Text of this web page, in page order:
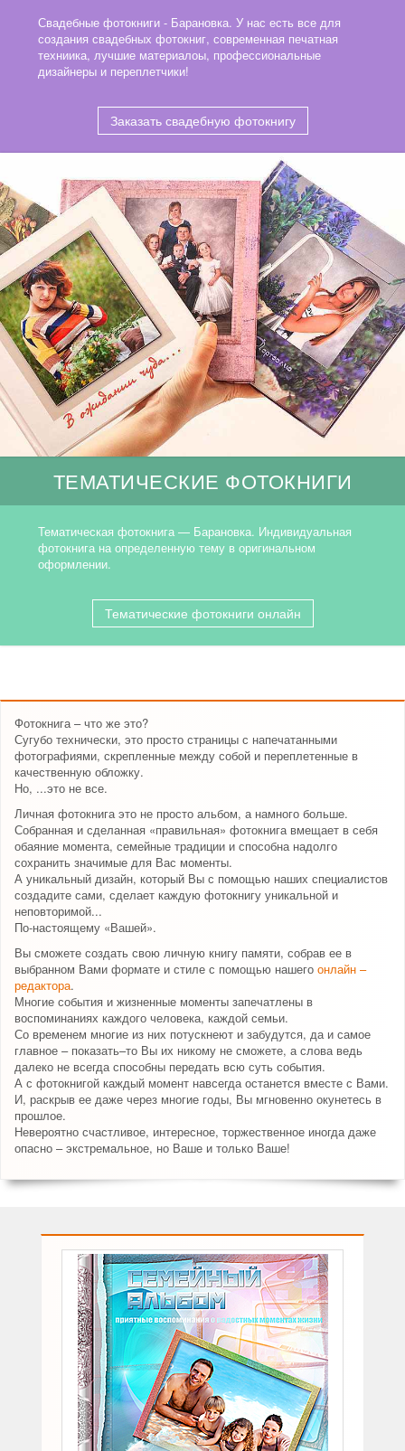
Свадебные фотокниги - Барановка. У нас есть все для
создания свадебных фотокниг, современная печатная
техниика, лучшие материалоы, профессиональные
дизайнеры и переплетчики!
Заказать свадебную фотокнигу
ТЕМАТИЧЕСКИЕ ФОТОКНИГИ
Тематическая фотокнига — Барановка. Индивидуальная
фотокнига на определенную тему в оригинальном
оформлении.
Тематические фотокниги онлайн
Фотокнига – что же это?
Сугубо технически, это просто страницы с напечатанными
фотографиями, скрепленные между собой и переплетенные в
качественную обложку.
Но, ...это не все.
Личная фотокнига это не просто альбом, а намного больше.
Собранная и сделанная «правильная» фотокнига вмещает в себя
обаяние момента, семейные традиции и способна надолго
сохранить значимые для Вас моменты.
А уникальный дизайн, который Вы с помощью наших специалистов
создадите сами, сделает каждую фотокнигу уникальной и
неповторимой...
По-настоящему «Вашей».
Вы сможете создать свою личную книгу памяти, собрав ее в
выбранном Вами формате и стиле с помощью нашего онлайн –
редактора.
Многие события и жизненные моменты запечатлены в
воспоминаниях каждого человека, каждой семьи.
Со временем многие из них потускнеют и забудутся, да и самое
главное – показать–то Вы их никому не сможете, а слова ведь
далеко не всегда способны передать всю суть события.
А с фотокнигой каждый момент навсегда останется вместе с Вами.
И, раскрыв ее даже через многие годы, Вы мгновенно окунетесь в
прошлое.
Невероятно счастливое, интересное, торжественное иногда даже
опасно – экстремальное, но Ваше и только Ваше!